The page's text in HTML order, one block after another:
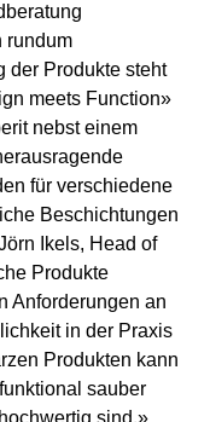
rundum
der Produkte steht
meets Function»
nebst einem
für verschiedene
Beschichtungen
Ikels, Head of
Produkte
Anforderungen an
in der Praxis
Produkten kann
sauber
sind.»